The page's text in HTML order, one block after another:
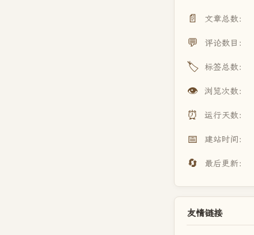
📄 文章总数：
💬 评论数目：
🏷️ 标签总数：
👁️ 浏览次数：
⏰ 运行天数：
📅 建站时间：
🔄 最后更新：
友情链接